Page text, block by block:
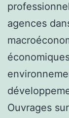
agences
Ouvrages